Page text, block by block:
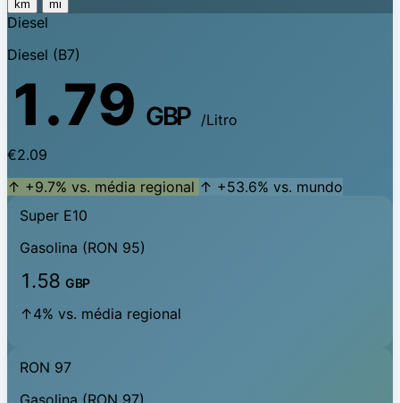
km mi
Diesel
Diesel (B7)
1.79 GBP
/Litro
€2.09
↑ +9.7% vs. média regional ↑ +53.6% vs. mundo
Super E10
Gasolina (RON 95)
1.58GBP
↑4% vs. média regional
RON 97
Gasolina (RON 97)